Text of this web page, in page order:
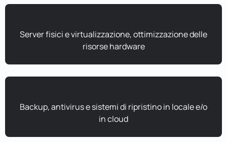
Server fisici e virtualizzazione, ottimizzazione delle
risorse hardware
Backup, antivirus e sistemi di ripristino in locale e/o
in cloud